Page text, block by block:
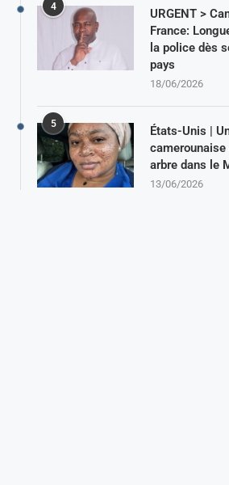
4
URGENT >
France:
la police dès
pays
18/06/2026
5
États-Unis |
camerounaise
arbre dans le
13/06/2026